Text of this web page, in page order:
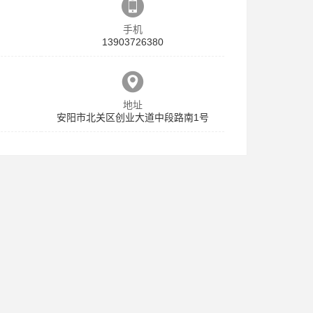
手机
13903726380
地址
安阳市北关区创业大道中段路南1号